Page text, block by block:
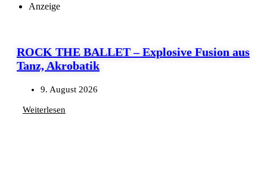
Anzeige
ROCK THE BALLET – Explosive Fusion aus
Tanz, Akrobatik
9. August 2026
Weiterlesen